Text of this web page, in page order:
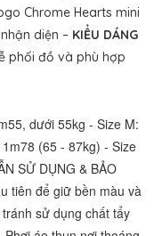
Chrome Hearts mini
diện – KIỂU DÁNG
phối đồ và phù hợp
dưới 55kg - Size M:
(65 - 87kg) - Size
SỬ DỤNG & BẢO
tiên để giữ bền màu và
sử dụng chất tẩy